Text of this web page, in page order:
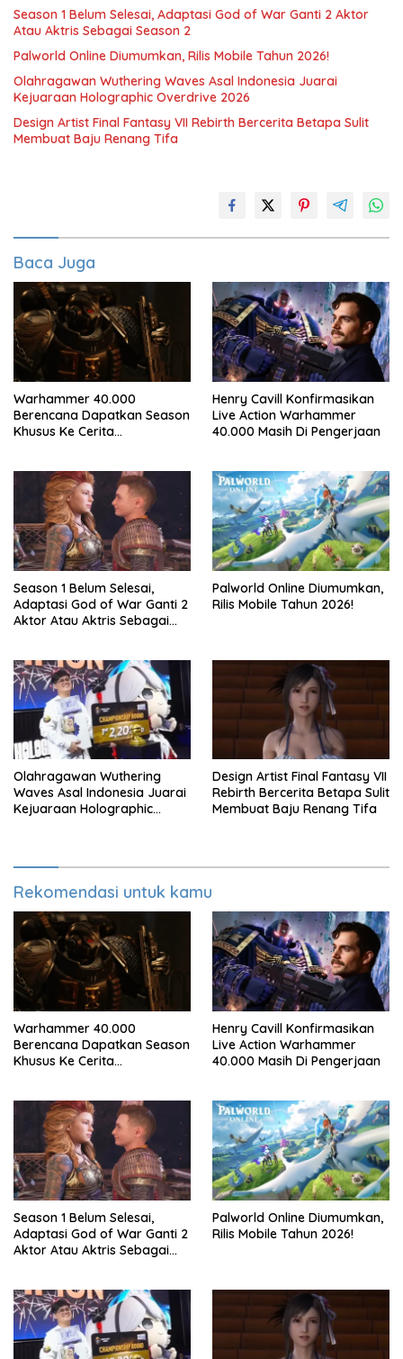
Season 1 Belum Selesai, Adaptasi God of War Ganti 2 Aktor
Atau Aktris Sebagai Season 2
Palworld Online Diumumkan, Rilis Mobile Tahun 2026!
Olahragawan Wuthering Waves Asal Indonesia Juarai
Kejuaraan Holographic Overdrive 2026
Design Artist Final Fantasy VII Rebirth Bercerita Betapa Sulit
Membuat Baju Renang Tifa
Baca Juga
Warhammer 40.000
Berencana Dapatkan Season
Khusus Ke Cerita
Henry Cavill Konfirmasikan
Live Action Warhammer
40.000 Masih Di Pengerjaan
Season 1 Belum Selesai,
Adaptasi God of War Ganti 2
Aktor Atau Aktris Sebagai
Palworld Online Diumumkan,
Rilis Mobile Tahun 2026!
Olahragawan Wuthering
Waves Asal Indonesia Juarai
Kejuaraan Holographic
Design Artist Final Fantasy VII
Rebirth Bercerita Betapa Sulit
Membuat Baju Renang Tifa
Rekomendasi untuk kamu
Warhammer 40.000
Berencana Dapatkan Season
Khusus Ke Cerita
Henry Cavill Konfirmasikan
Live Action Warhammer
40.000 Masih Di Pengerjaan
Season 1 Belum Selesai,
Adaptasi God of War Ganti 2
Aktor Atau Aktris Sebagai
Palworld Online Diumumkan,
Rilis Mobile Tahun 2026!